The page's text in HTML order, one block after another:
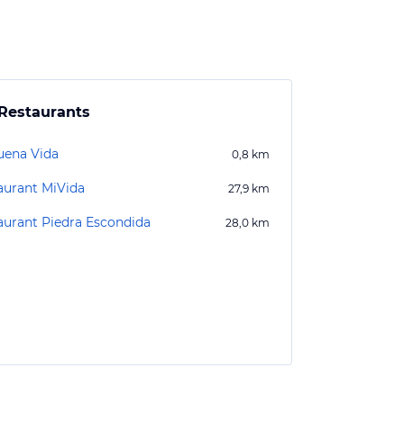
Vida 0,8 km
MiVida 27,9 km
Piedra Escondida 28,0 km